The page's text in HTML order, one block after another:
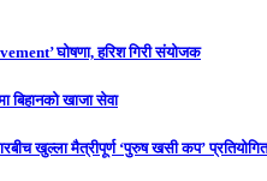
घोषणा, हरिश गिरी संयोजक
बिहानको खाजा सेवा
खुल्ला मैत्रीपूर्ण ‘पुरुष खसी कप’